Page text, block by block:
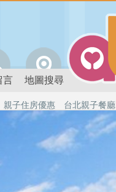
言 地圖搜尋
親子住房優惠 台北親子餐廳